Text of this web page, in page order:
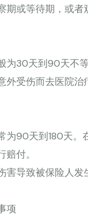
期或等待期，或
为30天到90天不
外受伤而去医院
为90天到180天。
付。
害导致被保险人
项